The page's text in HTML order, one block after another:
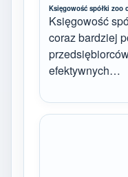
Księgowość spółki zoo
Księgowość
coraz bardziej
efektywnych…